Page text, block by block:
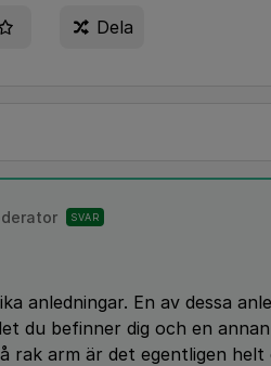
Dela
SVAR
anledningar. En av dessa
du befinner dig och en
rak arm är det egentligen